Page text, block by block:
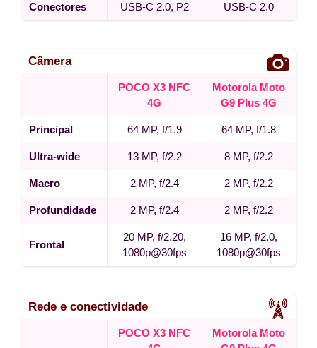
Conectores USB-C 2.0, P2 USB-C 2.0
Câmera
POCO X3 NFC
4G
Motorola Moto
G9 Plus 4G
Principal 64 MP, f/1.9 64 MP, f/1.8
Ultra-wide 13 MP, f/2.2 8 MP, f/2.2
Macro 2 MP, f/2.4 2 MP, f/2.2
Profundidade 2 MP, f/2.4 2 MP, f/2.2
Frontal
20 MP, f/2.20,
1080p@30fps
16 MP, f/2.0,
1080p@30fps
Rede e conectividade
POCO X3 NFC
Motorola Moto